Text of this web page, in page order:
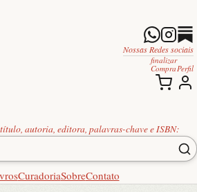
autoria, editora, palavras-chave e ISBN:
CuradoriaSobreContato
Nossas Redes sociais
finalizar
Compra Perfil